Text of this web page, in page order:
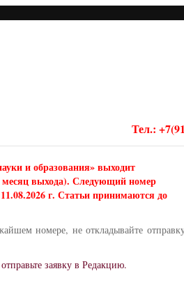
Тел.:
и образования» выходит
месяц выхода). Следующий номер
г. Статьи принимаются до
номере, не откладывайте
заявку в Редакцию.